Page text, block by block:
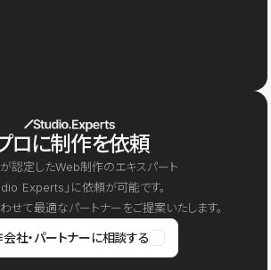
ロに制作を依頼
認定したWeb制作のエキスパート
Experts」に依頼が可能です。
せて最適なパートナーをご提案いたします。
社・パートナーに相談する